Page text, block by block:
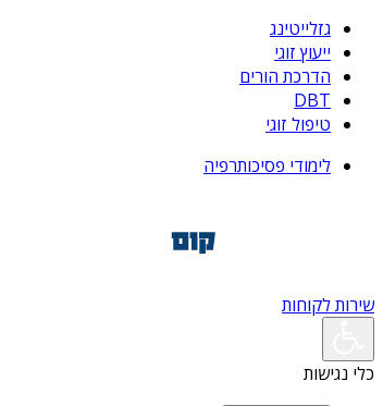
גזלייטינג
ייעוץ זוגי
הדרכת הורים
DBT
טיפול זוגי
לימודי פסיכותרפיה
שירות לקוחות
כלי נגישות